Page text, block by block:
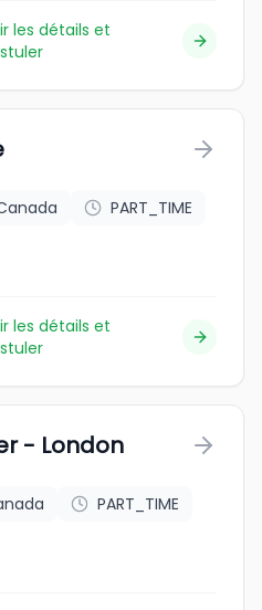
les détails et
PART_TIME
les détails et
- London
PART_TIME